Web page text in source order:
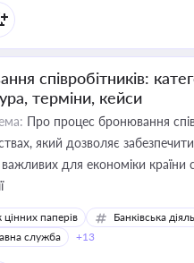
співробітників:
терміни, кейси
Про процес бронювання
який дозволяє забезпечити
для економіки країни
цінних паперів
Банківська
служба
+13